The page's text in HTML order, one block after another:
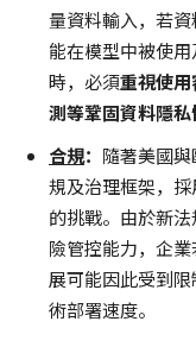
量資料輸入，若
能在模型中被使
時，必須重視使
測等鞏固資料隱私
合規： 隨著美國
規及治理框架，
的挑戰。由於新
險管控能力，企
展可能因此受到
術部署速度。